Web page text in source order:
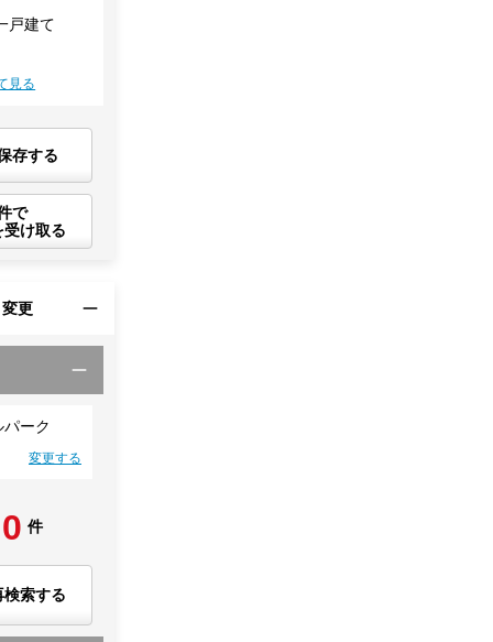
戸建て
見る
存する
で
受け取る
更
ーク
変更する
0 件
検索する